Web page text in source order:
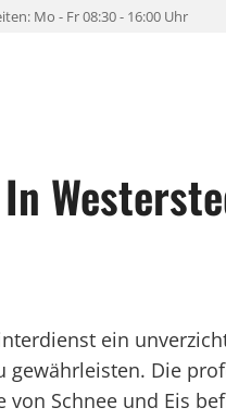
Mo - Fr 08:30 - 16:00 Uhr
ein
gewährleisten. Die
von Schnee und Eis